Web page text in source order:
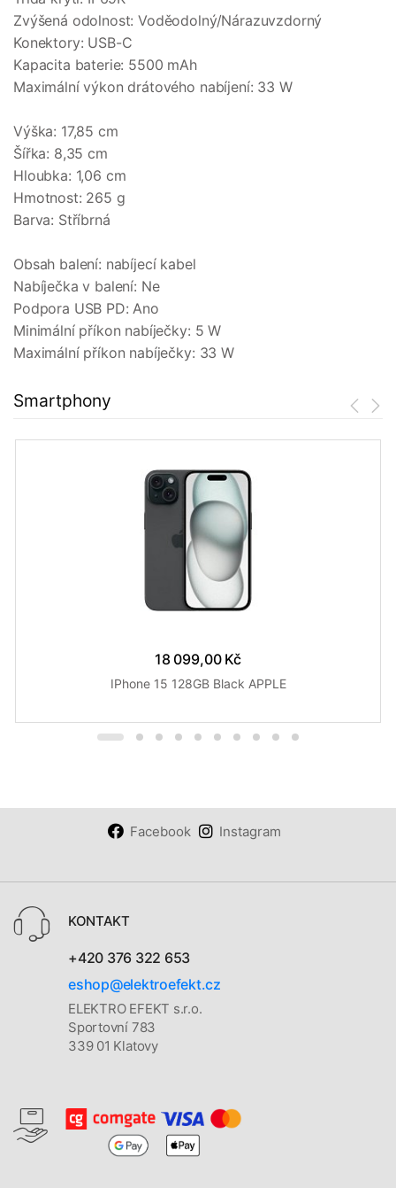
Zvýšená odolnost: Voděodolný/Nárazuvzdorný
Konektory: USB-C
Kapacita baterie: 5500 mAh
Maximální výkon drátového nabíjení: 33 W
Výška: 17,85 cm
Šířka: 8,35 cm
Hloubka: 1,06 cm
Hmotnost: 265 g
Barva: Stříbrná
Obsah balení: nabíjecí kabel
Nabíječka v balení: Ne
Podpora USB PD: Ano
Minimální příkon nabíječky: 5 W
Maximální příkon nabíječky: 33 W
Smartphony
18 099,00 Kč
IPhone 15 128GB Black APPLE
Facebook Instagram
KONTAKT
+420 376 322 653
eshop@elektroefekt.cz
ELEKTRO EFEKT s.r.o.
Sportovní 783
339 01 Klatovy